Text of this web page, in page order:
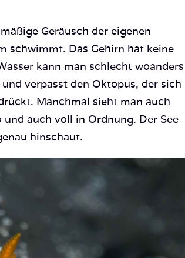
Geräusch der eigenen
schwimmt. Das Gehirn hat keine
kann man schlecht woanders
verpasst den Oktopus, der sich
Manchmal sieht man auch
auch voll in Ordnung. Der See
hinschaut.